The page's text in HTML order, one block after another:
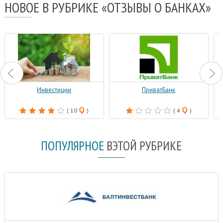
НОВОЕ В РУБРИКЕ «ОТЗЫВЫ О БАНКАХ»
Инвестиции
( 10 )
ПриватБанк
( 4 )
ПОПУЛЯРНОЕ ВЭТОЙ РУБРИКЕ